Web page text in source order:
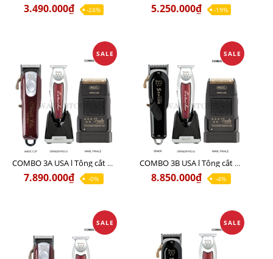
3.490.000₫ -24% 5.250.000₫ -19%
SALE
COMBO 3A USA l Tông cắt MAGIC + Tông viền DETAILER PRO LI + Cạo khô FINALE
7.890.000₫ -0%
SALE
COMBO 3B USA l Tông cắt SENIOR + Tông viền DETAILER PRO LI + Cạo khô FINALE
8.850.000₫ -4%
SALE SALE